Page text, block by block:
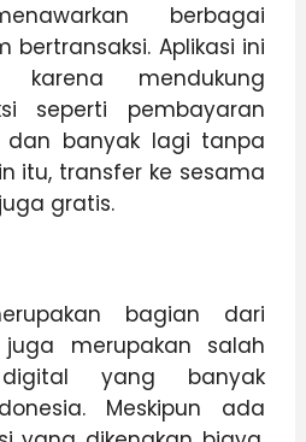
berbagai
bertransaksi. Aplikasi ini
karena mendukung
seperti pembayaran
dan banyak lagi tanpa
itu, transfer ke sesama
gratis.
bagian dari
juga merupakan salah
yang banyak
Meskipun ada